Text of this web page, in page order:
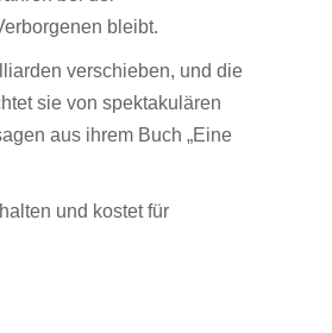
bleibt.
verschieben, und die
sie von spektakulären
aus ihrem Buch „Eine
und kostet für